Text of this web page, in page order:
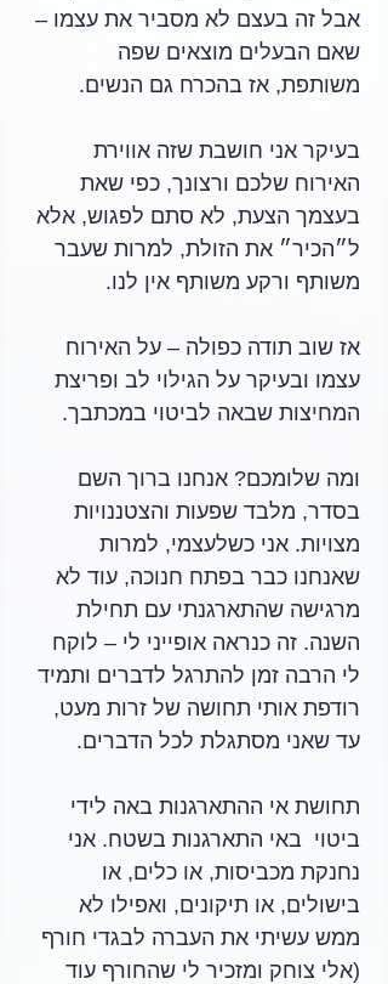
אבל זה בעצם לא מסביר את עצמו –
שאם הבעלים מוצאים שפה
משותפת, אז בהכרח גם הנשים.
בעיקר אני חושבת שזה אווירת
האירוח שלכם ורצונך, כפי שאת
בעצמך הצעת, לא סתם לפגוש, אלא
ל״הכיר״ את הזולת, למרות שעבר
משותף ורקע משותף אין לנו.
אז שוב תודה כפולה – על האירוח
עצמו ובעיקר על הגילוי לב ופריצת
המחיצות שבאה לביטוי במכתבך.
ומה שלומכם? אנחנו ברוך השם
בסדר, מלבד שפעות והצטננויות
מצויות. אני כשלעצמי, למרות
שאנחנו כבר בפתח חנוכה, עוד לא
מרגישה שהתארגנתי עם תחילת
השנה. זה כנראה אופייני לי – לוקח
לי הרבה זמן להתרגל לדברים ותמיד
רודפת אותי תחושה של זרות מעט,
עד שאני מסתגלת לכל הדברים.
תחושת אי ההתארגנות באה לידי
ביטוי  באי התארגנות בשטח. אני
נחנקת מכביסות, או כלים, או
בישולים, או תיקונים, ואפילו לא
ממש עשיתי את העברה לבגדי חורף
(אלי צוחק ומזכיר לי שהחורף עוד